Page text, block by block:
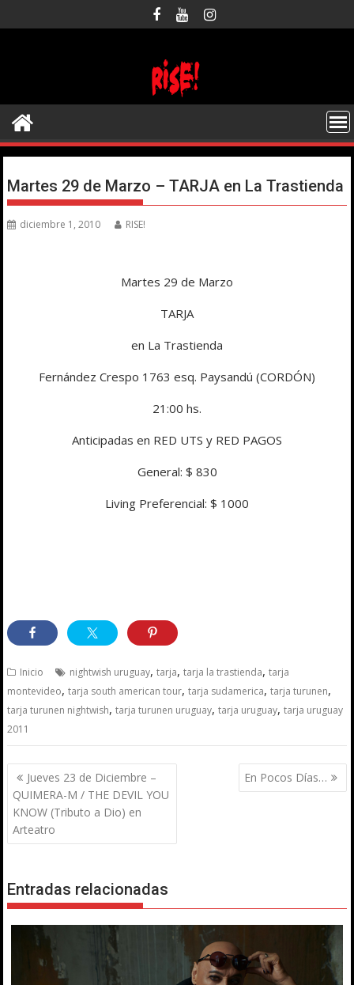
al
Martes 29 de Marzo – TARJA en La Trastienda
diciembre 1, 2010 RISE!
Martes 29 de Marzo
TARJA
en La Trastienda
Fernández Crespo 1763 esq. Paysandú (CORDÓN)
21:00 hs.
Anticipadas en RED UTS y RED PAGOS
General: $ 830
Living Preferencial: $ 1000
Inicio nightwish uruguay,tarja,tarja la trastienda,tarja
montevideo,tarja south american tour,tarja sudamerica,tarja turunen,
tarja turunen nightwish,tarja turunen uruguay,tarja uruguay,tarja uruguay
2011
Navegación
de
entradas
Jueves 23 de Diciembre –
QUIMERA-M / THE DEVIL YOU
KNOW (Tributo a Dio) en
Arteatro
En Pocos Días…
Entradas relacionadas